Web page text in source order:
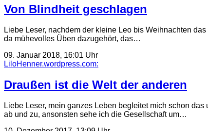
Von Blindheit geschlagen
Liebe Leser, nachdem der kleine Leo bis Weihnachten
da mühevolles Üben dazugehört, das…
09. Januar 2018, 16:01 Uhr
LiloHenner.wordpress.com:
Draußen ist die Welt der anderen
Liebe Leser, mein ganzes Leben begleitet mich schon
ab und zu, ansonsten sehe ich die Gesellschaft um…